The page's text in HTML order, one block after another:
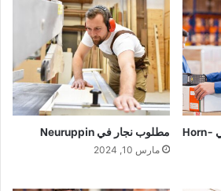
مطلوب موظف مستودع في Horn-
مطلوب نجار في Neuruppin
مارس 10, 2024